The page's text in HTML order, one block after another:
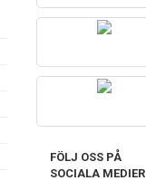
FÖLJ OSS PÅ
SOCIALA MEDIER